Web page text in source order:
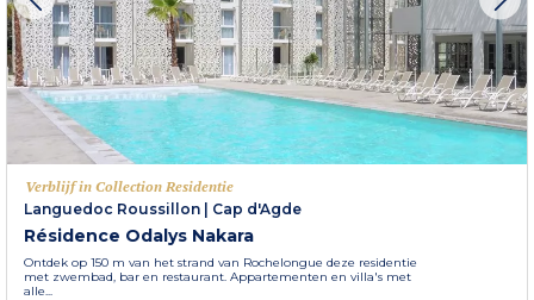
Verblijf in Collection Residentie
Languedoc Roussillon | Cap d'Agde
Résidence Odalys Nakara
Ontdek op 150 m van het strand van Rochelongue deze residentie
met zwembad, bar en restaurant. Appartementen en villa's met
alle...